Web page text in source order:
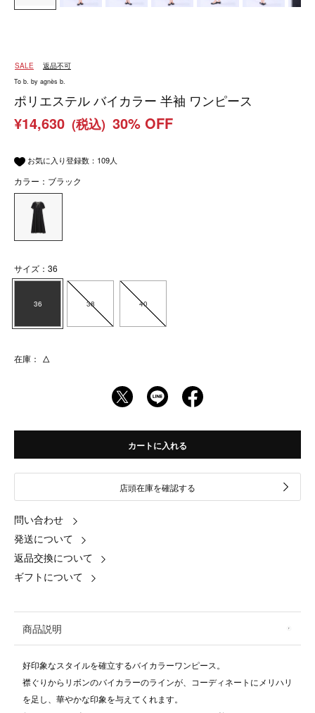
SALE 返品不可
To b. by agnès b.
ポリエステル バイカラー 半袖 ワンピース
¥14,630 (税込) 30% OFF
お気に入り登録数： 109人
カラー：ブラック
サイズ：36
36 38 40
在庫： △
カートに入れる
店頭在庫を確認する
問い合わせ
発送について
返品交換について
ギフトについて
商品説明
好印象なスタイルを確立するバイカラーワンピース。
襟ぐりからリボンのバイカラーのラインが、コーディネートにメリハリ
を足し、華やかな印象を与えてくれます。